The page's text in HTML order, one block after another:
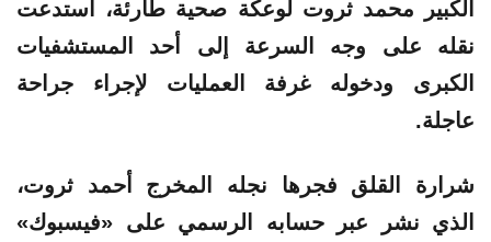
الكبير محمد ثروت لوعكة صحية طارئة، استدعت
نقله على وجه السرعة إلى أحد المستشفيات
الكبرى ودخوله غرفة العمليات لإجراء جراحة
عاجلة.
شرارة القلق فجرها نجله المخرج أحمد ثروت،
الذي نشر عبر حسابه الرسمي على «فيسبوك»